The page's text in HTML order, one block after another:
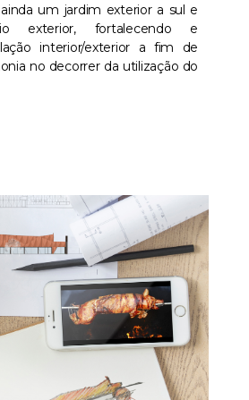
um jardim exterior a sul e
exterior, fortalecendo e
interior/exterior a fim de
no decorrer da utilização do